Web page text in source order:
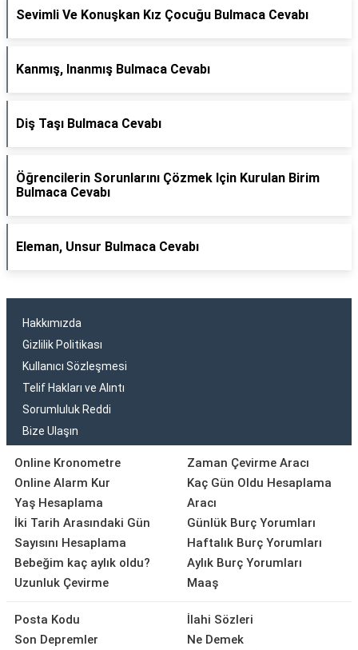
Sevimli Ve Konuşkan Kız Çocuğu Bulmaca Cevabı
Kanmış, Inanmış Bulmaca Cevabı
Diş Taşı Bulmaca Cevabı
Öğrencilerin Sorunlarını Çözmek Için Kurulan Birim
Bulmaca Cevabı
Eleman, Unsur Bulmaca Cevabı
Hakkımızda
Gizlilik Politikası
Kullanıcı Sözleşmesi
Telif Hakları ve Alıntı
Sorumluluk Reddi
Bize Ulaşın
Online Kronometre
Online Alarm Kur
Yaş Hesaplama
İki Tarih Arasındaki Gün
Sayısını Hesaplama
Bebeğim kaç aylık oldu?
Uzunluk Çevirme
Zaman Çevirme Aracı
Kaç Gün Oldu Hesaplama
Aracı
Günlük Burç Yorumları
Haftalık Burç Yorumları
Aylık Burç Yorumları
Maaş
Posta Kodu
Son Depremler
İlahi Sözleri
Ne Demek